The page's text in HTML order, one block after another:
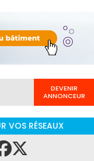
DEVENIR
ANNONCEUR
VOS RÉSEAUX